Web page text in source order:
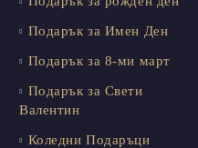
Подарък за Имен Ден
Подарък за 8-ми март
Подарък за Свети
Валентин
Коледни Подаръци